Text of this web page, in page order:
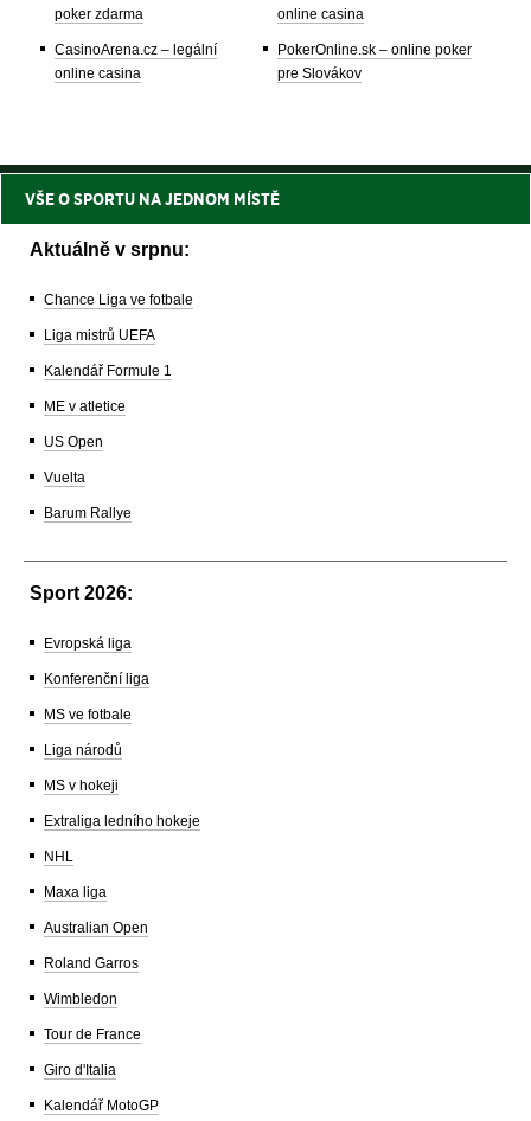
poker zdarma
CasinoArena.cz – legální
online casina
online casina
PokerOnline.sk – online poker
pre Slovákov
VŠE O SPORTU NA JEDNOM MÍSTĚ
Aktuálně v srpnu:
Chance Liga ve fotbale
Liga mistrů UEFA
Kalendář Formule 1
ME v atletice
US Open
Vuelta
Barum Rallye
Sport 2026:
Evropská liga
Konferenční liga
MS ve fotbale
Liga národů
MS v hokeji
Extraliga ledního hokeje
NHL
Maxa liga
Australian Open
Roland Garros
Wimbledon
Tour de France
Giro d'Italia
Kalendář MotoGP